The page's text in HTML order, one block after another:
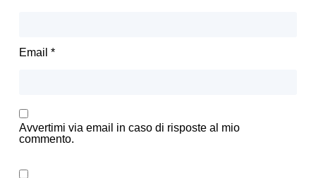
Email *
Avvertimi via email in caso di risposte al mio
commento.